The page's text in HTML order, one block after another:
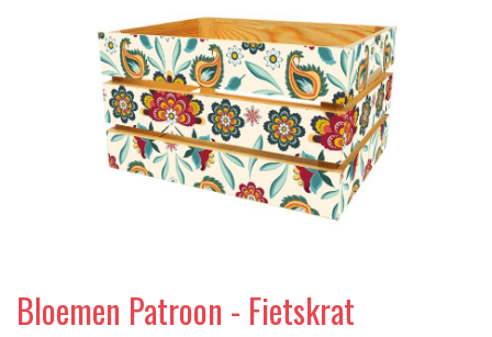
Kant en klaar
Zoeken
Bloemen Patroon - Fietskrat